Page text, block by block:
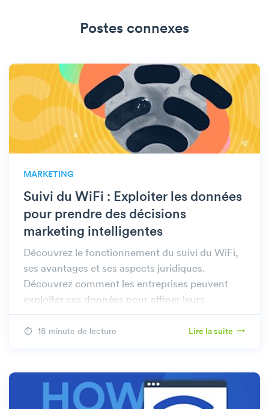
Postes connexes
MARKETING
Suivi du WiFi : Exploiter les données
pour prendre des décisions
marketing intelligentes
Découvrez le fonctionnement du suivi du WiFi,
ses avantages et ses aspects juridiques.
Découvrez comment les entreprises peuvent
exploiter ces données pour affiner leurs
stratégies chez Beambox.
18 minute de lecture Lire la suite